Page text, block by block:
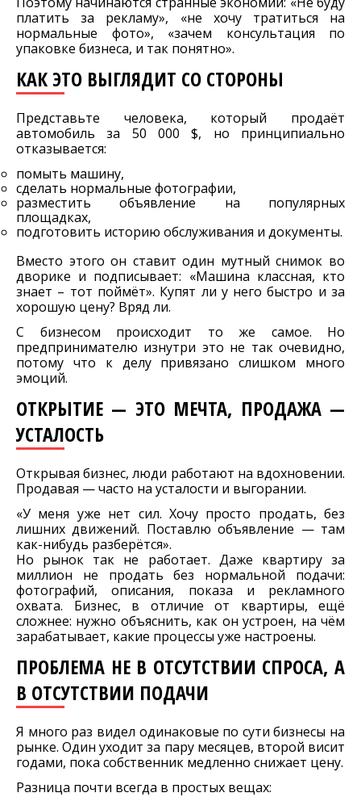
платить за рекламу», «не хочу тратиться на
нормальные фото», «зачем консультация по
упаковке бизнеса, и так понятно».
КАК ЭТО ВЫГЛЯДИТ СО СТОРОНЫ
Представьте человека, который продаёт
автомобиль за 50 000 $, но принципиально
отказывается:
помыть машину,
сделать нормальные фотографии,
разместить объявление на популярных
площадках,
подготовить историю обслуживания и документы.
Вместо этого он ставит один мутный снимок во
дворике и подписывает: «Машина классная, кто
знает – тот поймёт». Купят ли у него быстро и за
хорошую цену? Вряд ли.
С бизнесом происходит то же самое. Но
предпринимателю изнутри это не так очевидно,
потому что к делу привязано слишком много
эмоций.
ОТКРЫТИЕ — ЭТО МЕЧТА, ПРОДАЖА —
УСТАЛОСТЬ
Открывая бизнес, люди работают на вдохновении.
Продавая — часто на усталости и выгорании.
«У меня уже нет сил. Хочу просто продать, без
лишних движений. Поставлю объявление — там
как-нибудь разберётся».
Но рынок так не работает. Даже квартиру за
миллион не продать без нормальной подачи:
фотографий, описания, показа и рекламного
охвата. Бизнес, в отличие от квартиры, ещё
сложнее: нужно объяснить, как он устроен, на чём
зарабатывает, какие процессы уже настроены.
ПРОБЛЕМА НЕ В ОТСУТСТВИИ СПРОСА, А
В ОТСУТСТВИИ ПОДАЧИ
Я много раз видел одинаковые по сути бизнесы на
рынке. Один уходит за пару месяцев, второй висит
годами, пока собственник медленно снижает цену.
Разница почти всегда в простых вещах: